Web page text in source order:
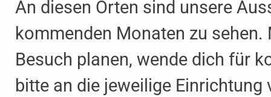
An diesen Orten sind unsere
kommenden Monaten zu
Besuch planen, wende dich für
bitte an die jeweilige